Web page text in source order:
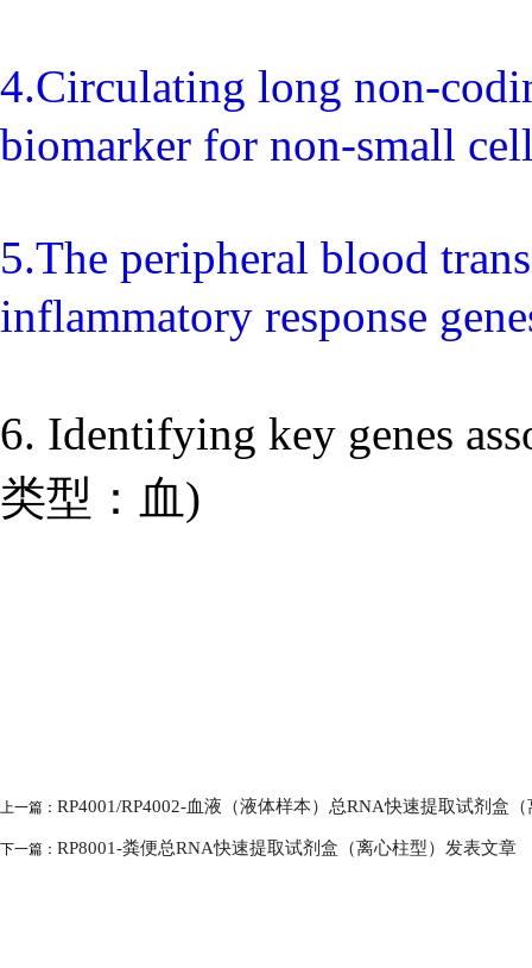
4.Circulating long non-
biomarker for non-small
5.The peripheral blood
inflammatory response
6. Identifying key genes
类型：血)
上一篇： RP4001/RP4002-血液（液体样本）总RNA快速提取试剂盒
下一篇： RP8001-粪便总RNA快速提取试剂盒（离心柱型）发表文章